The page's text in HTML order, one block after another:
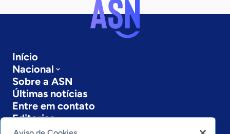
Início
Nacional
Sobre a ASN
Últimas notícias
Entre em contato
Editorias